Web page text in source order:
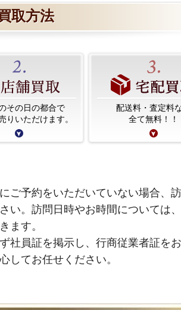
取方法
その日の都合で
りいただけます。
配送料・査定料
全て無料！！
ご予約をいただいていない場合、
い。訪問日時やお時間については
ます。
社員証を掲示し、行商従業者証を
してお任せください。